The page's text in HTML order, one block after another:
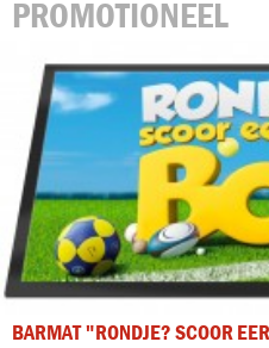
PROMOTIONEEL
BARMAT "RONDJE? SCOOR